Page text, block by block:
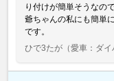
り付けが簡単そうなの
爺ちゃんの私にも簡単
です。
ひで3たが （愛車：ダイ